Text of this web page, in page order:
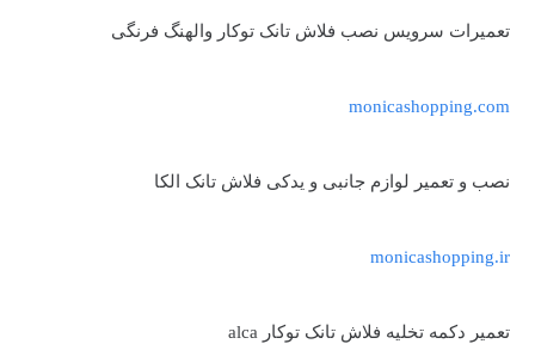
تعمیرات سرویس نصب فلاش تانک توکار والهنگ فرنگی
monicashopping.com
نصب و تعمیر لوازم جانبی و یدکی فلاش تانک الکا
monicashopping.ir
تعمیر دکمه تخلیه فلاش تانک توکار alca